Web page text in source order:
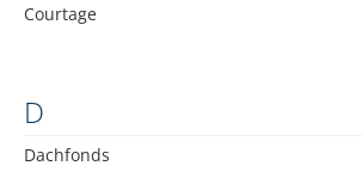
Courtage
D
Dachfonds